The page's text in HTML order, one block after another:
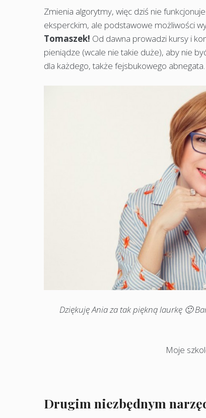
Zmienia algorytmy, więc dziś nie
eksperckim, ale podstawowe możliwości
Tomaszek! Od dawna prowadzi kursy i
pieniądze (wcale nie takie duże), aby nie
dla każdego, także fejsbukowego abnegata.
Dziękuję Ania za tak piękną laurkę 🙂
Moje
Drugim niezbędnym